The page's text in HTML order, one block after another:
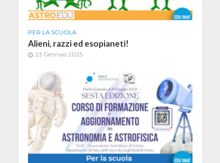
PER LA SCUOLA
Alieni, razzi ed esopianeti!
23 Gennaio 2025